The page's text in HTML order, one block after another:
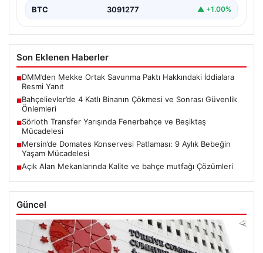
BTC 3091277 ▲ +1.00%
Son Eklenen Haberler
■DMM’den Mekke Ortak Savunma Paktı Hakkındaki İddialara
Resmi Yanıt
■Bahçelievler’de 4 Katlı Binanın Çökmesi ve Sonrası Güvenlik
Önlemleri
■Sörloth Transfer Yarışında Fenerbahçe ve Beşiktaş
Mücadelesi
■Mersin’de Domates Konservesi Patlaması: 9 Aylık Bebeğin
Yaşam Mücadelesi
■Açık Alan Mekanlarında Kalite ve bahçe mutfağı Çözümleri
Güncel